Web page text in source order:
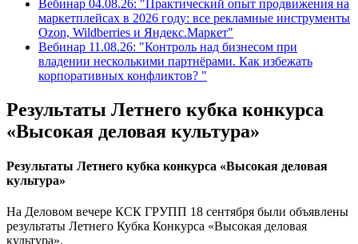
Вебинар 04.08.26: "Практический опыт продвижения на
маркетплейсах в 2026 году: все рекламные инструменты
Ozon, Wildberries и Яндекс.Маркет"
Вебинар 11.08.26: "Контроль над бизнесом при
владении несколькими партнёрами. Как избежать
корпоративных конфликтов? "
Результаты Летнего кубка конкурса
«Высокая деловая культура»
Результаты Летнего кубка конкурса «Высокая деловая
культура»
На Деловом вечере КСК ГРУПП 18 сентября были объявлены
результаты Летнего Кубка Конкурса «Высокая деловая
культура».